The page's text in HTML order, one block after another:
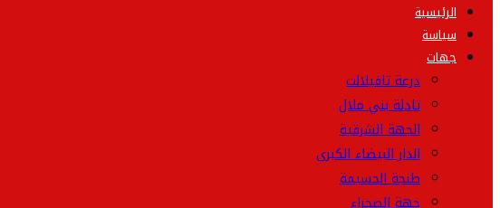
الرئيسية
سياسة
جهات
درعة تافيلالت
تادلة بني ملال
الجهة الشرقية
الدار البيضاء الكبرى
طنجة الحسيمة
جهة الصحراء